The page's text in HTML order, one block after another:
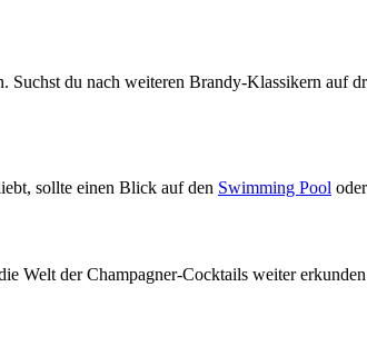
du nach weiteren Brandy-Klassikern auf
sollte einen Blick auf den Swimming Pool
Welt der Champagner-Cocktails weiter